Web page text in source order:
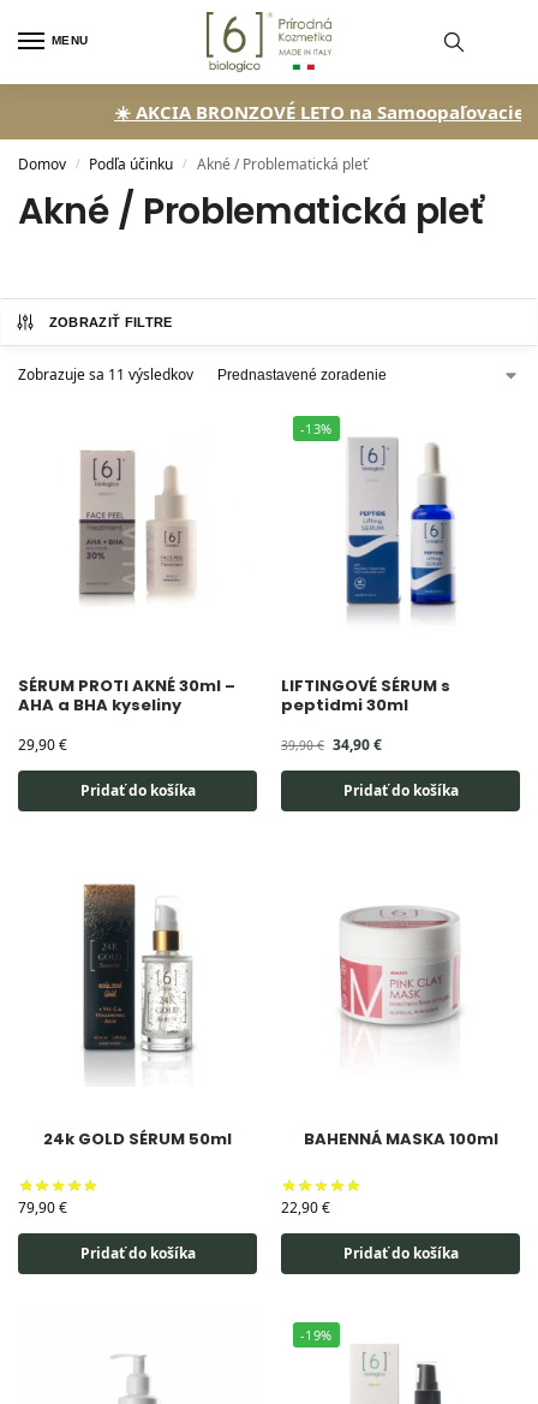
MENU
☀️ AKCIA BRONZOVÉ LETO na Samoopaľovacie
Domov / Podľa účinku / Akné / Problematická pleť
Akné / Problematická pleť
ZOBRAZIŤ FILTRE
Zobrazuje sa 11 výsledkov
SÉRUM PROTI AKNÉ 30ml –
AHA a BHA kyseliny
29,90€
Pridať do košíka
-13%
LIFTINGOVÉ SÉRUM s
peptidmi 30ml
39,90€ 34,90€
Pridať do košíka
24k GOLD SÉRUM 50ml
79,90€
Pridať do košíka
BAHENNÁ MASKA 100ml
22,90€
Pridať do košíka
-19%